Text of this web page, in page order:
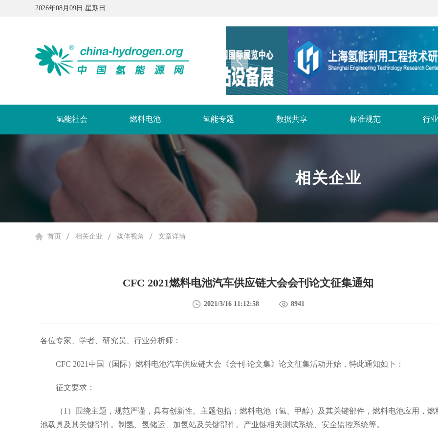
2026年08月09日 星期日
氢能社会 燃料电池 氢能专题 数据共享 标准规范 行
相关企业
首页 相关企业 媒体视角 文章详情
CFC 2021燃料电池汽车供应链大会会刊论文征集通知
2021/3/16 11:12:58 8941
各位专家、学者、研究员、行业分析师：
CFC 2021中国（国际）燃料电池汽车供应链大会 《会刊-论文集》 论文征集活动开始，特此通知如下：
征文要求：
（1）围绕主题，规范严谨，具有创新性。主题包括：燃料电池（氢、甲醇）及其关键部件，燃料电池应用，燃
池载具及其关键部件。制氢、氢储运、加氢站及关键部件。产业链相关测试系统、安全监控系统等。